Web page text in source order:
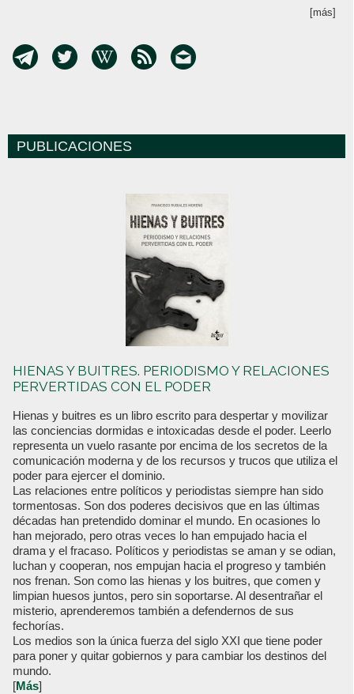
[más]
PUBLICACIONES
HIENAS Y BUITRES. PERIODISMO Y RELACIONES
PERVERTIDAS CON EL PODER
Hienas y buitres es un libro escrito para despertar y movilizar
las conciencias dormidas e intoxicadas desde el poder. Leerlo
representa un vuelo rasante por encima de los secretos de la
comunicación moderna y de los recursos y trucos que utiliza el
poder para ejercer el dominio.
Las relaciones entre políticos y periodistas siempre han sido
tormentosas. Son dos poderes decisivos que en las últimas
décadas han pretendido dominar el mundo. En ocasiones lo
han mejorado, pero otras veces lo han empujado hacia el
drama y el fracaso. Políticos y periodistas se aman y se odian,
luchan y cooperan, nos empujan hacia el progreso y también
nos frenan. Son como las hienas y los buitres, que comen y
limpian huesos juntos, pero sin soportarse. Al desentrañar el
misterio, aprenderemos también a defendernos de sus
fechorías.
Los medios son la única fuerza del siglo XXI que tiene poder
para poner y quitar gobiernos y para cambiar los destinos del
mundo.
[Más]